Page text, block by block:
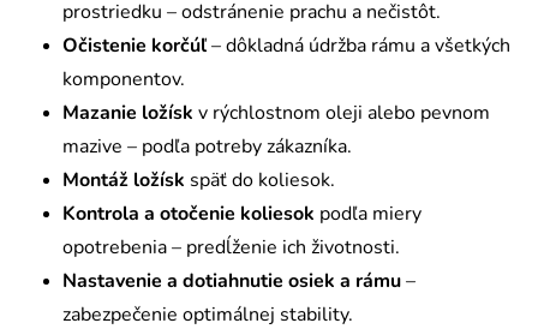
prostriedku – odstránenie prachu a nečistôt.
Očistenie korčúľ– dôkladná údržba rámu a všetkých
komponentov.
Mazanie ložísk v rýchlostnom oleji alebo pevnom
mazive – podľa potreby zákazníka.
Montáž ložísk späť do koliesok.
Kontrola a otočenie koliesok podľa miery
opotrebenia – predĺženie ich životnosti.
Nastavenie a dotiahnutie osiek a rámu–
zabezpečenie optimálnej stability.